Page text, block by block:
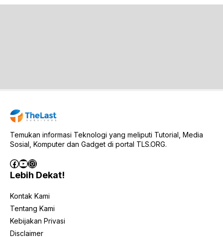
Temukan informasi Teknologi yang meliputi Tutorial, Media
Sosial, Komputer dan Gadget di portal TLS.ORG.
Facebook
YouTube
Instagram
Lebih Dekat!
Kontak Kami
Tentang Kami
Kebijakan Privasi
Disclaimer